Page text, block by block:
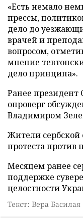
«Есть немало
прессы,
дело до
врачей и
вопросом,
мнение
дело принципа».
Ранее президент
опроверг
Владимиром
Жители сербской
протеста против
Месяцем ранее
поддержке
целостности
Текст: Вера Басилая